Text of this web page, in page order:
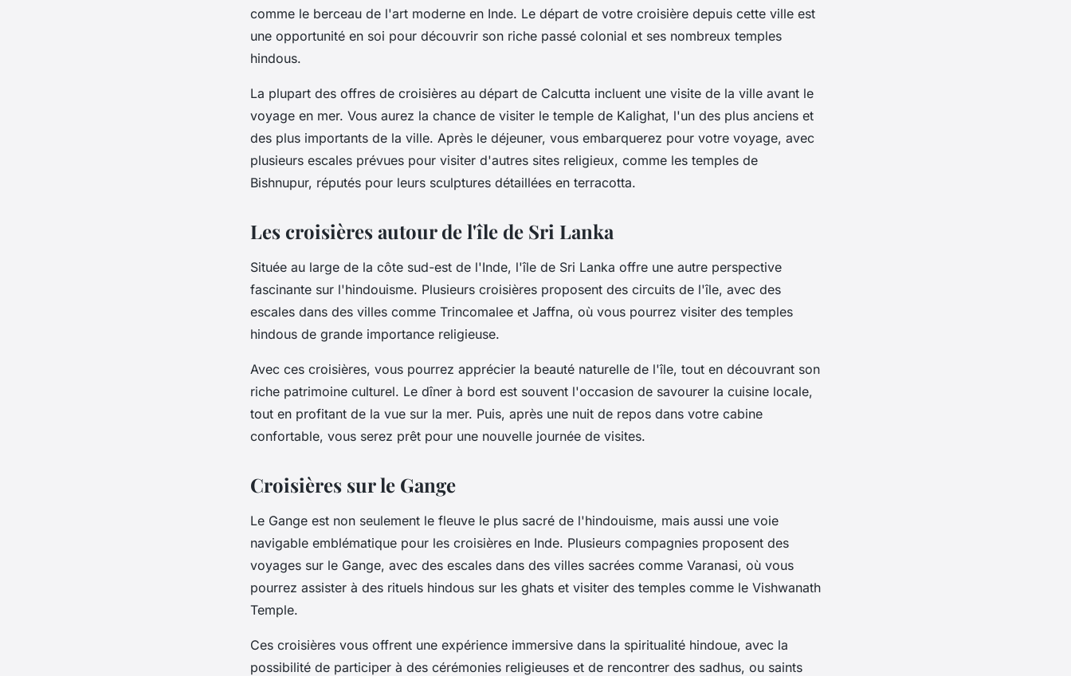
comme le berceau de l'art moderne en Inde. Le départ de votre croisière depuis cette ville est
une opportunité en soi pour découvrir son riche passé colonial et ses nombreux temples
hindous.
La plupart des offres de croisières au départ de Calcutta incluent une visite de la ville avant le
voyage en mer. Vous aurez la chance de visiter le temple de Kalighat, l'un des plus anciens et
des plus importants de la ville. Après le déjeuner, vous embarquerez pour votre voyage, avec
plusieurs escales prévues pour visiter d'autres sites religieux, comme les temples de
Bishnupur, réputés pour leurs sculptures détaillées en terracotta.
Les croisières autour de l'île de Sri Lanka
Située au large de la côte sud-est de l'Inde, l'île de Sri Lanka offre une autre perspective
fascinante sur l'hindouisme. Plusieurs croisières proposent des circuits de l'île, avec des
escales dans des villes comme Trincomalee et Jaffna, où vous pourrez visiter des temples
hindous de grande importance religieuse.
Avec ces croisières, vous pourrez apprécier la beauté naturelle de l'île, tout en découvrant son
riche patrimoine culturel. Le dîner à bord est souvent l'occasion de savourer la cuisine locale,
tout en profitant de la vue sur la mer. Puis, après une nuit de repos dans votre cabine
confortable, vous serez prêt pour une nouvelle journée de visites.
Croisières sur le Gange
Le Gange est non seulement le fleuve le plus sacré de l'hindouisme, mais aussi une voie
navigable emblématique pour les croisières en Inde. Plusieurs compagnies proposent des
voyages sur le Gange, avec des escales dans des villes sacrées comme Varanasi, où vous
pourrez assister à des rituels hindous sur les ghats et visiter des temples comme le Vishwanath
Temple.
Ces croisières vous offrent une expérience immersive dans la spiritualité hindoue, avec la
possibilité de participer à des cérémonies religieuses et de rencontrer des sadhus, ou saints